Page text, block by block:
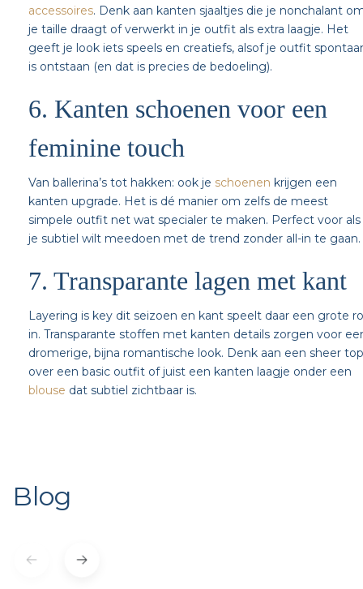
accessoires. Denk aan kanten sjaaltjes die je nonchalant
je taille draagt of verwerkt in je outfit als extra laagje. Het
geeft je look iets speels en creatiefs, alsof je outfit
is ontstaan (en dat is precies de bedoeling).
6. Kanten schoenen voor een
feminine touch
Van ballerina’s tot hakken: ook je schoenen krijgen een
kanten upgrade. Het is dé manier om zelfs de meest
simpele outfit net wat specialer te maken. Perfect voor als
je subtiel wilt meedoen met de trend zonder all-in te gaan.
7. Transparante lagen met kant
Layering is key dit seizoen en kant speelt daar een grote
in. Transparante stoffen met kanten details zorgen voor
dromerige, bijna romantische look. Denk aan een sheer top
over een basic outfit of juist een kanten laagje onder een
blouse dat subtiel zichtbaar is.
Blog